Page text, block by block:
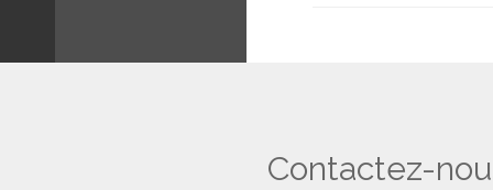
Contactez-